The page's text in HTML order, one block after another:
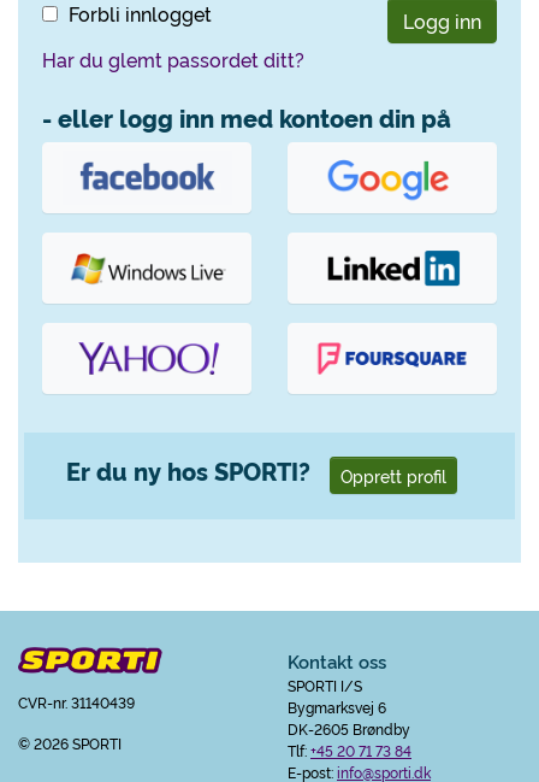
Forbli innlogget
Logg inn
Har du glemt passordet ditt?
- eller logg inn med kontoen din på
Er du ny hos SPORTI? Opprett profil
CVR-nr. 31140439
© 2026 SPORTI
Kontakt oss
SPORTI I/S
Bygmarksvej 6
DK-2605 Brøndby
Tlf:+45 20 71 73 84
E-post:info@sporti.dk